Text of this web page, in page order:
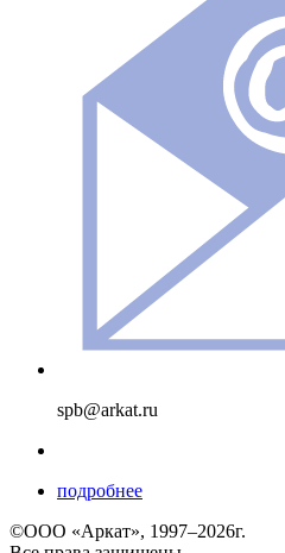
spb@arkat.ru
подробнее
©ООО «Аркат», 1997–2026г.